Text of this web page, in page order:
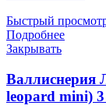
Быстрый
Подробнее
Закрывать
Валлиснерия
leopard mini) 3